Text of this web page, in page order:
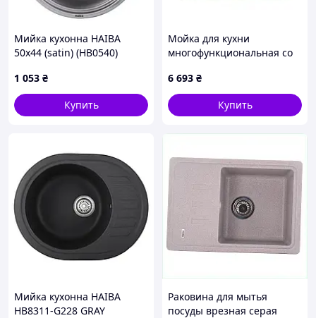
Мийка кухонна HAIBA
50x44 (satin) (HB0540)
1 053 ₴
Купить
Мойка для кухни
многофункциональная со
ZERIX ZH7546-SET-07
MICRO DECOR GRAPHITE с
нерж. стали (ZM5591)
6 693 ₴
Купить
Мийка кухонна HAIBA
HB8311-G228 GRAY
Раковина для мытья
посуды врезная серая